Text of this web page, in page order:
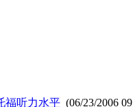
福听力水平 (06/23/2006